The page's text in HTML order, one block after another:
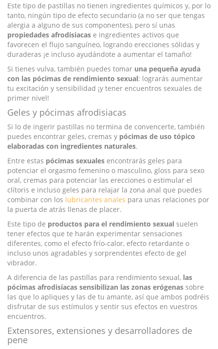
Este tipo de pastillas no tienen ingredientes químicos y, por lo
tanto, ningún tipo de efecto secundario (a no ser que tengas
alergia a alguno de sus componentes), pero sí unas
propiedades afrodisiacas e ingredientes activos que
favorecen el flujo sanguíneo, logrando erecciones sólidas y
duraderas ¡e incluso ayudándote a aumentar el tamaño!
Si tienes vulva, también puedes tomar una pequeña ayuda
con las pócimas de rendimiento sexual: lograrás aumentar
tu excitación y sensibilidad ¡y tener encuentros sexuales de
primer nivel!
Geles y pócimas afrodisiacas
Si lo de ingerir pastillas no termina de convencerte, también
puedes encontrar geles, cremas y pócimas de uso tópico
elaboradas con ingredientes naturales.
Entre estas pócimas sexuales encontrarás geles para
potenciar el orgasmo femenino o masculino, gloss para sexo
oral, cremas para potenciar las erecciones o estimular el
clítoris e incluso geles para relajar la zona anal que puedes
combinar con los lubricantes anales para unas relaciones por
la puerta de atrás llenas de placer.
Este tipo de productos para el rendimiento sexual suelen
tener efectos que te harán experimentar sensaciones
diferentes, como el efecto frío-calor, efecto retardante o
incluso unos agradables y sorprendentes efecto de gel
vibrador.
A diferencia de las pastillas para rendimiento sexual, las
pócimas afrodisíacas sensibilizan las zonas erógenas sobre
las que lo apliques y las de tu amante, así que ambos podréis
disfrutar de sus estímulos y sentir sus efectos en vuestros
encuentros.
Extensores, extensiones y desarrolladores de
pene